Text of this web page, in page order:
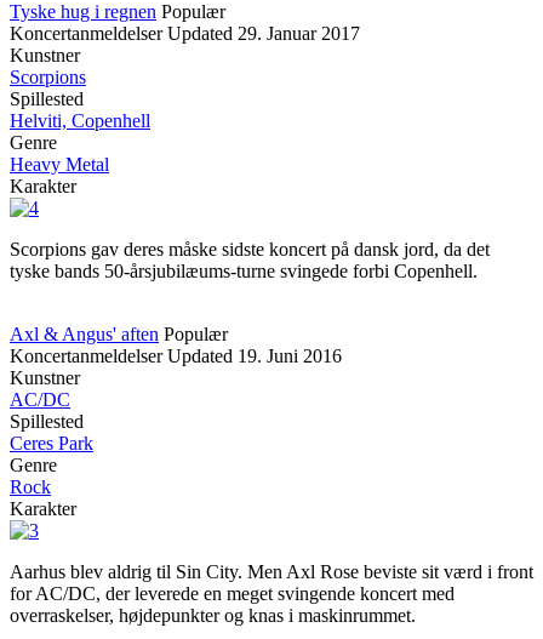
Tyske hug i regnen Populær
Koncertanmeldelser Updated 29. Januar 2017
Kunstner
Scorpions
Spillested
Helviti, Copenhell
Genre
Heavy Metal
Karakter
Scorpions gav deres måske sidste koncert på dansk jord, da det
tyske bands 50-årsjubilæums-turne svingede forbi Copenhell.
Axl & Angus' aften Populær
Koncertanmeldelser Updated 19. Juni 2016
Kunstner
AC/DC
Spillested
Ceres Park
Genre
Rock
Karakter
Aarhus blev aldrig til Sin City. Men Axl Rose beviste sit værd i front
for AC/DC, der leverede en meget svingende koncert med
overraskelser, højdepunkter og knas i maskinrummet.